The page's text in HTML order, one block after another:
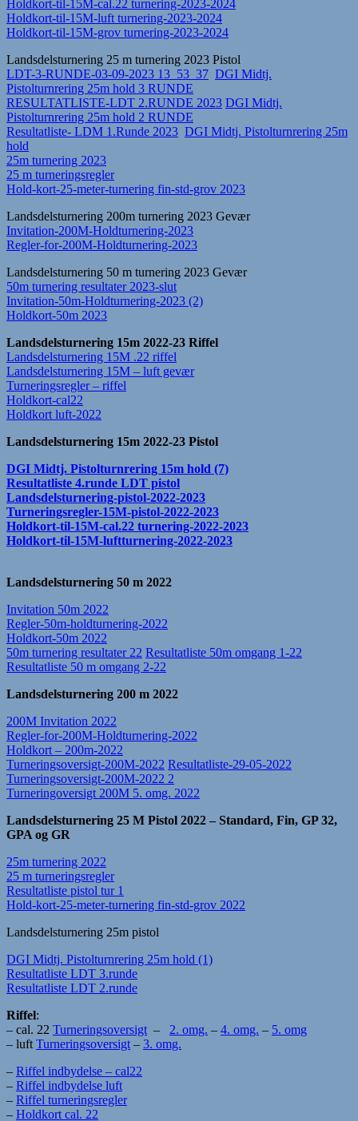
Holdkort-til-15M-cal.22 turnering-2023-2024
Holdkort-til-15M-luft turnering-2023-2024
Holdkort-til-15M-grov turnering-2023-2024
Landsdelsturnering 25 m turnering 2023 Pistol
LDT-3-RUNDE-03-09-2023 13_53_37 DGI Midtj.
Pistolturnrering 25m hold 3 RUNDE
RESULTATLISTE-LDT 2.RUNDE 2023 DGI Midtj.
Pistolturnrering 25m hold 2 RUNDE
Resultatliste- LDM 1.Runde 2023 DGI Midtj. Pistolturnrering 25m
hold
25m turnering 2023
25 m turneringsregler
Hold-kort-25-meter-turnering fin-std-grov 2023
Landsdelsturnering 200m turnering 2023 Gevær
Invitation-200M-Holdturnering-2023
Regler-for-200M-Holdturnering-2023
Landsdelsturnering 50 m turnering 2023 Gevær
50m turnering resultater 2023-slut
Invitation-50m-Holdturnering-2023 (2)
Holdkort-50m 2023
Landsdelsturnering 15m 2022-23 Riffel
Landsdelsturnering 15M .22 riffel
Landsdelsturnering 15M – luft gevær
Turneringsregler – riffel
Holdkort-cal22
Holdkort luft-2022
Landsdelsturnering 15m 2022-23 Pistol
DGI Midtj. Pistolturnrering 15m hold (7)
Resultatliste 4.runde LDT pistol
Landsdelsturnering-pistol-2022-2023
Turneringsregler-15M-pistol-2022-2023
Holdkort-til-15M-cal.22 turnering-2022-2023
Holdkort-til-15M-luftturnering-2022-2023
Landsdelsturnering 50 m 2022
Invitation 50m 2022
Regler-50m-holdturnering-2022
Holdkort-50m 2022
50m turnering resultater 22 Resultatliste 50m omgang 1-22
Resultatliste 50 m omgang 2-22
Landsdelsturnering 200 m 2022
200M Invitation 2022
Regler-for-200M-Holdturnering-2022
Holdkort – 200m-2022
Turneringsoversigt-200M-2022 Resultatliste-29-05-2022
Turneringsoversigt-200M-2022 2
Turneringoversigt 200M 5. omg. 2022
Landsdelsturnering 25 M Pistol 2022 – Standard, Fin, GP 32,
GPA og GR
25m turnering 2022
25 m turneringsregler
Resultatliste pistol tur 1
Hold-kort-25-meter-turnering fin-std-grov 2022
Landsdelsturnering 25m pistol
DGI Midtj. Pistolturnrering 25m hold (1)
Resultatliste LDT 3.runde
Resultatliste LDT 2.runde
Riffel:
– cal. 22 Turneringsoversigt – 2. omg. – 4. omg. – 5. omg
– luft Turneringsoversigt – 3. omg.
– Riffel indbydelse – cal22
– Riffel indbydelse luft
– Riffel turneringsregler
– Holdkort cal. 22